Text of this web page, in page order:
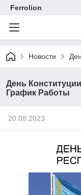
Ferrolion
Новости
День
График Работы
20.08.2023